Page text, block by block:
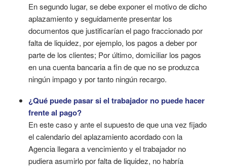
En segundo lugar, se debe exponer el motivo de dicho
aplazamiento y seguidamente presentar los
documentos que justificarían el pago fraccionado por
falta de liquidez, por ejemplo, los pagos a deber por
parte de los clientes; Por último, domiciliar los pagos
en una cuenta bancaria a fin de que no se produzca
ningún impago y por tanto ningún recargo.
¿Qué puede pasar si el trabajador no puede hacer
frente al pago?
En este caso y ante el supuesto de que una vez fijado
el calendario del aplazamiento acordado con la
Agencia llegara a vencimiento y el trabajador no
pudiera asumirlo por falta de liquidez, no habría